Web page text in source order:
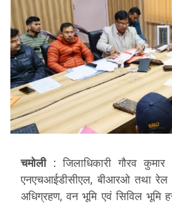
चमोली :जिलाधिकारी गौरव
एनएचआईडीसीएल, बीआरओ तथा रेल
अधिग्रहण, वन भूमि एवं सिविल